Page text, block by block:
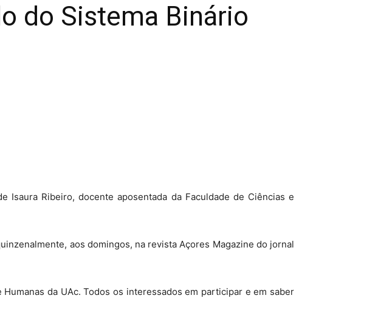
do Sistema Binário
Isaura Ribeiro, docente aposentada da Faculdade de Ciências e
aos domingos, na revista Açores Magazine do jornal
da UAc. Todos os interessados em participar e em saber